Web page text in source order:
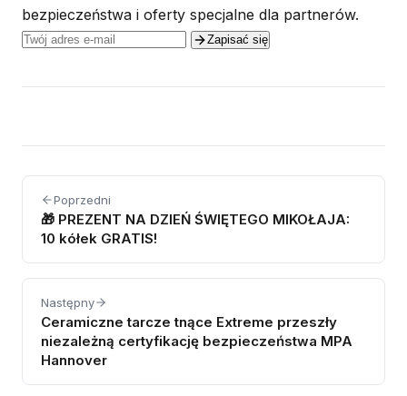
bezpieczeństwa i oferty specjalne dla partnerów.
Zapisać się
Poprzedni
🎁 PREZENT NA DZIEŃ ŚWIĘTEGO MIKOŁAJA:
10 kółek GRATIS!
Następny
Ceramiczne tarcze tnące Extreme przeszły
niezależną certyfikację bezpieczeństwa MPA
Hannover